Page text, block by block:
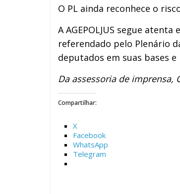
O PL ainda reconhece o
A AGEPOLJUS segue
referendado pelo Plenário
deputados em suas bases
Da assessoria de imprensa,
Compartilhar:
X
Facebook
WhatsApp
Telegram